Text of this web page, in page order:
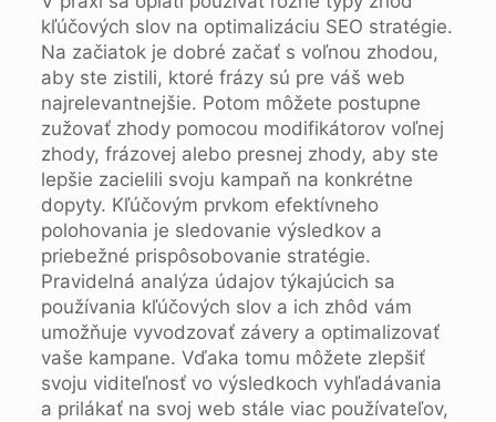
kľúčových slov na optimalizáciu SEO stratégie.
Na začiatok je dobré začať s voľnou zhodou,
aby ste zistili, ktoré frázy sú pre váš web
najrelevantnejšie. Potom môžete postupne
zužovať zhody pomocou modifikátorov voľnej
zhody, frázovej alebo presnej zhody, aby ste
lepšie zacielili svoju kampaň na konkrétne
dopyty. Kľúčovým prvkom efektívneho
polohovania je sledovanie výsledkov a
priebežné prispôsobovanie stratégie.
Pravidelná analýza údajov týkajúcich sa
používania kľúčových slov a ich zhôd vám
umožňuje vyvodzovať závery a optimalizovať
vaše kampane. Vďaka tomu môžete zlepšiť
svoju viditeľnosť vo výsledkoch vyhľadávania
a prilákať na svoj web stále viac používateľov,